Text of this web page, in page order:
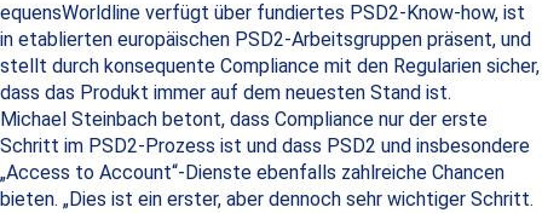
equensWorldline verfügt über fundiertes PSD2-Know-how, ist
in etablierten europäischen PSD2-Arbeitsgruppen präsent, und
stellt durch konsequente Compliance mit den Regularien sicher,
dass das Produkt immer auf dem neuesten Stand ist.
Michael Steinbach betont, dass Compliance nur der erste
Schritt im PSD2-Prozess ist und dass PSD2 und insbesondere
„Access to Account“-Dienste ebenfalls zahlreiche Chancen
bieten. „Dies ist ein erster, aber dennoch sehr wichtiger Schritt.